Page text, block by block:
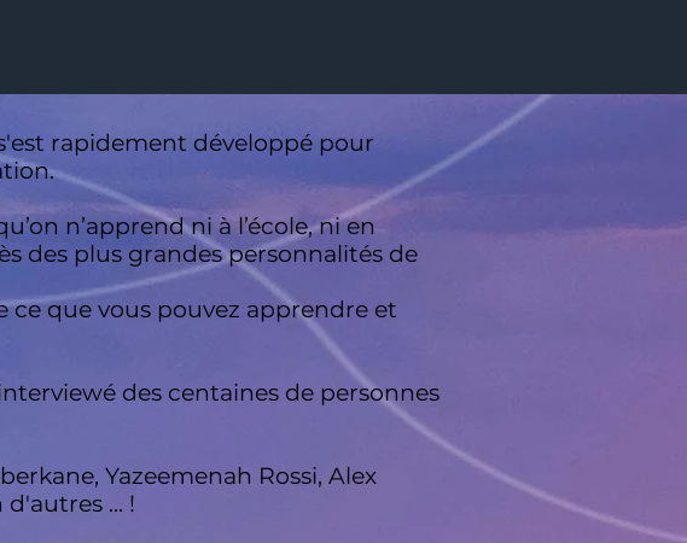
rapidement développé pour
n’apprend ni à l’école, ni en
des plus grandes personnalités de
que vous pouvez apprendre et
des centaines de personnes
Yazeemenah Rossi, Alex
... !